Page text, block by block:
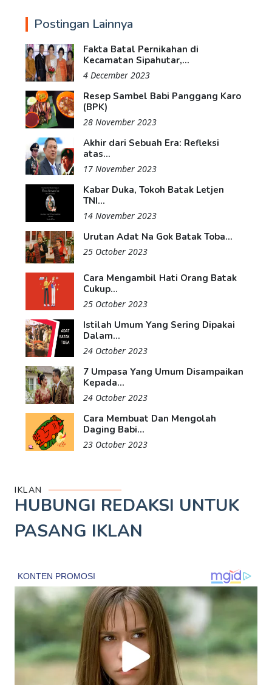
Postingan Lainnya
Fakta Batal Pernikahan di
Kecamatan Sipahutar,...
4 December 2023
Resep Sambel Babi Panggang Karo
(BPK)
28 November 2023
Akhir dari Sebuah Era: Refleksi
atas...
17 November 2023
Kabar Duka, Tokoh Batak Letjen
TNI...
14 November 2023
Urutan Adat Na Gok Batak Toba...
25 October 2023
Cara Mengambil Hati Orang Batak
Cukup...
25 October 2023
Istilah Umum Yang Sering Dipakai
Dalam...
24 October 2023
7 Umpasa Yang Umum Disampaikan
Kepada...
24 October 2023
Cara Membuat Dan Mengolah
Daging Babi...
23 October 2023
IKLAN
HUBUNGI REDAKSI UNTUK
PASANG IKLAN